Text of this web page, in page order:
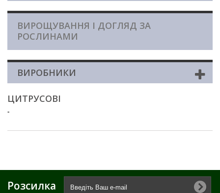
ВИРОЩУВАННЯ І ДОГЛЯД ЗА
РОСЛИНАМИ
ВИРОБНИКИ
ЦИТРУСОВІ
-
Розсилка